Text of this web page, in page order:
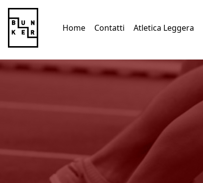
Vai al contenuto
Home Contatti Atletica Leggera